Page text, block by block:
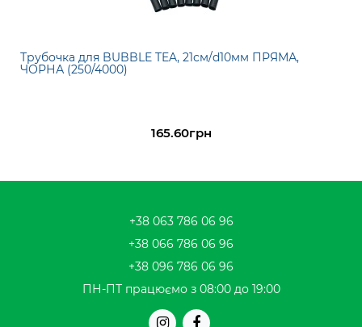
Трубочка для BUBBLE TEA, 21см/d10мм ПРЯМА,
ЧОРНА (250/4000)
165.60грн
+38 063 786 06 96
+38 066 786 06 96
+38 096 786 06 96
ПН-ПТ працюємо з 08:00 до 19:00